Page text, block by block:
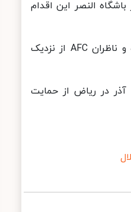
النصر این اقدام
این پایان درگیری دو تیم شهر ریاض نبود بلکه این درگیری شدت گرفت و ناظران AFC از نزدیک
گزارش هایی ارائه شده و احتمال دارد الهلال در تاریخ ۲ آذر در ریاض از حمایت